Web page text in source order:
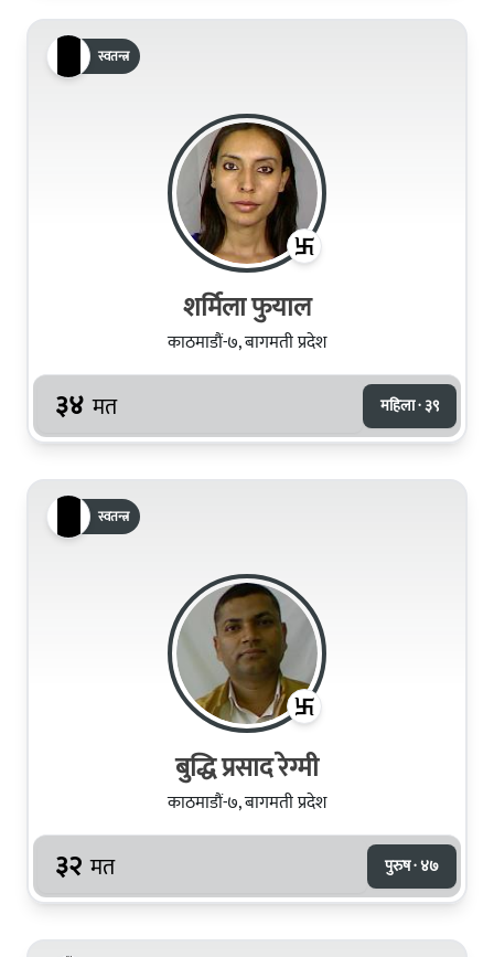
स्वतन्त्र
शर्मिला फुयाल
काठमाडौं-७, बागमती प्रदेश
३४ मत महिला · ३९
स्वतन्त्र
बुद्धि प्रसाद रेग्मी
काठमाडौं-७, बागमती प्रदेश
३२ मत पुरुष · ४७